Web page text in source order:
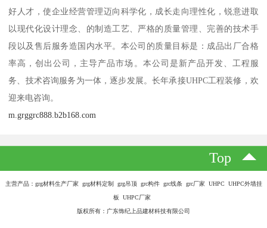
好人才，使企业经营管理迈向科学化，成长走向理性化，锐意进取
以现代化设计理念、的制造工艺、严格的质量管理、完善的技术手
段以及售后服务造国内水平。本公司的质量目标是：成品出厂合格
率高，创出公司，主导产品市场。本公司是新产品开发、工程服
务、技术咨询服务为一体，逐步发展。长年承接UHPC工程装修，欢
迎来电咨询。
m.grggrc888.b2b168.com
Top
主营产品：grg材料生产厂家 grg材料定制 grg吊顶 grc构件 grc线条 grc厂家 UHPC UHPC外墙挂
板 UHPC厂家
版权所有：广东饰纪上品建材科技有限公司